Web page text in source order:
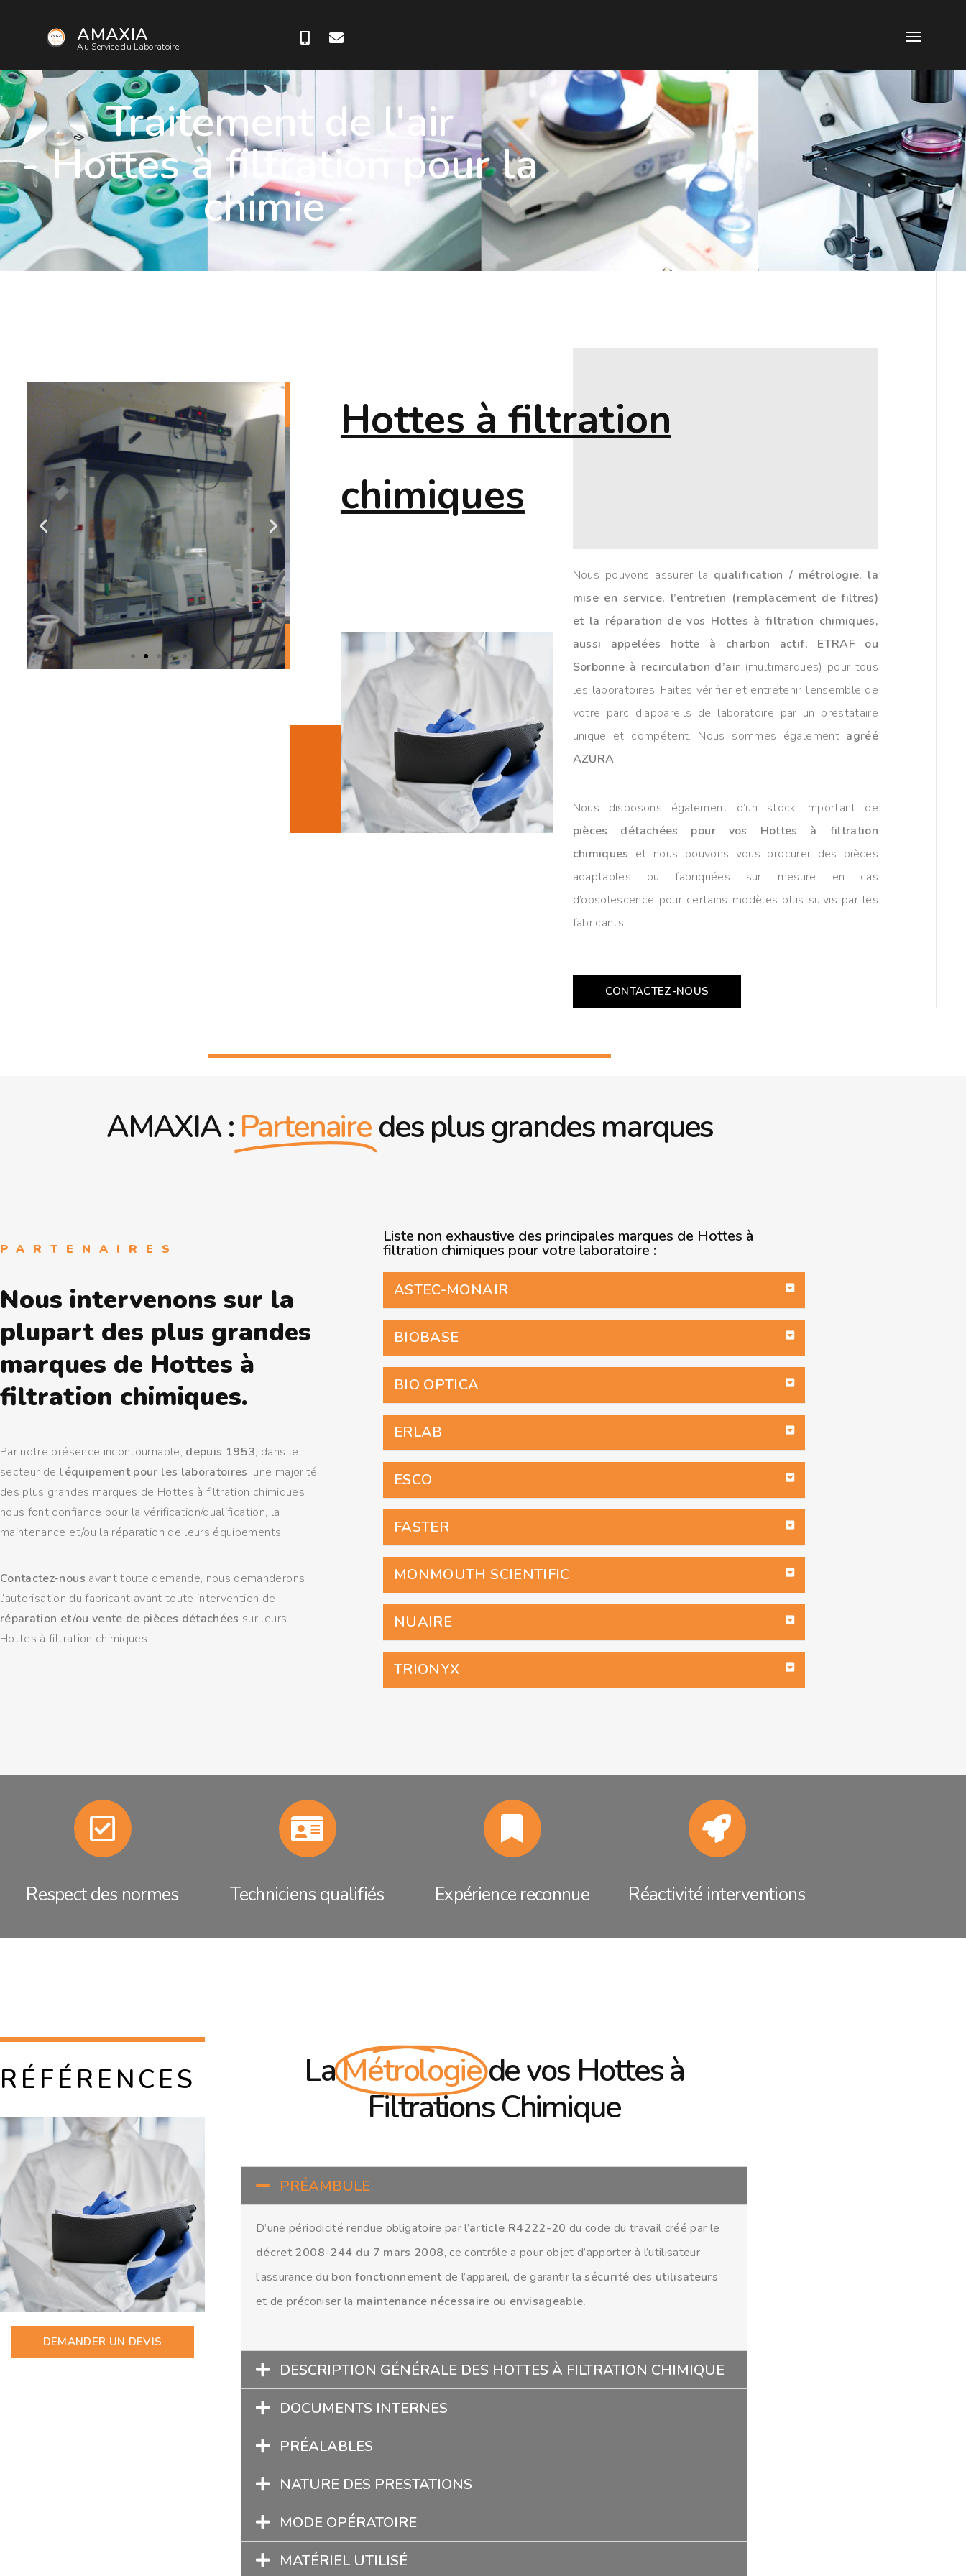
AMAXIA
Au Service du Laboratoire
Traitement de l'air
- Hottes à filtration pour la
chimie -
Hottes à filtration
chimiques
Nous pouvons assurer la qualification / métrologie, la
mise en service, l’entretien (remplacement de filtres)
et la réparation de vos Hottes à filtration chimiques,
aussi appelées hotte à charbon actif, ETRAF ou
Sorbonne à recirculation d’air (multimarques) pour tous
les laboratoires. Faites vérifier et entretenir l’ensemble de
votre parc d’appareils de laboratoire par un prestataire
unique et compétent. Nous sommes également agréé
AZURA.
Nous disposons également d’un stock important de
pièces détachées pour vos Hottes à filtration
chimiques et nous pouvons vous procurer des pièces
adaptables ou fabriquées sur mesure en cas
d’obsolescence pour certains modèles plus suivis par les
fabricants.
CONTACTEZ-NOUS
AMAXIA : Partenairedes plus grandes marques
PARTENAIRES
Nous intervenons sur la
plupart des plus grandes
marques de Hottes à
filtration chimiques.
Par notre présence incontournable, depuis 1953, dans le
secteur de l’équipement pour les laboratoires, une majorité
des plus grandes marques de Hottes à filtration chimiques
nous font confiance pour la vérification/qualification, la
maintenance et/ou la réparation de leurs équipements.
Contactez-nous avant toute demande, nous demanderons
l’autorisation du fabricant avant toute intervention de
réparation et/ou vente de pièces détachées sur leurs
Hottes à filtration chimiques.
Liste non exhaustive des principales marques de Hottes à
filtration chimiques pour votre laboratoire :
ASTEC-MONAIR
BIOBASE
BIO OPTICA
ERLAB
ESCO
FASTER
MONMOUTH SCIENTIFIC
NUAIRE
TRIONYX
Respect des normes Techniciens qualifiés Expérience reconnue Réactivité interventions
RÉFÉRENCES
DEMANDER UN DEVIS
LaMétrologiede vos Hottes à
Filtrations Chimique
PRÉAMBULE
D’une périodicité rendue obligatoire par l’article R4222-20 du code du travail créé par le
décret 2008-244 du 7 mars 2008, ce contrôle a pour objet d’apporter à l’utilisateur
l’assurance du bon fonctionnementde l’appareil, de garantir la sécurité des utilisateurs
et de préconiser la maintenance nécessaire ou envisageable.
DESCRIPTION GÉNÉRALE DES HOTTES À FILTRATION CHIMIQUE
DOCUMENTS INTERNES
PRÉALABLES
NATURE DES PRESTATIONS
MODE OPÉRATOIRE
MATÉRIEL UTILISÉ